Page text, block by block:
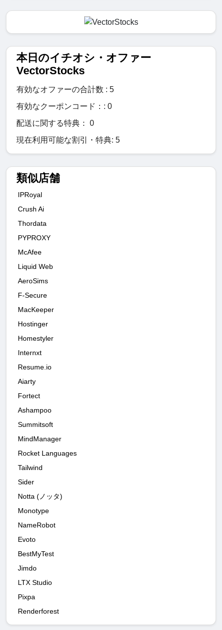
本日のイチオシ・オファー
VectorStocks
有効なオファーの合計数 : 5
有効なクーポンコード：: 0
配送に関する特典： 0
現在利用可能な割引・特典: 5
類似店舗
IPRoyal
Crush Ai
Thordata
PYPROXY
McAfee
Liquid Web
AeroSims
F‑Secure
MacKeeper
Hostinger
Homestyler
Internxt
Resume.io
Aiarty
Fortect
Ashampoo
Summitsoft
MindManager
Rocket Languages
Tailwind
Sider
Notta (ノッタ)
Monotype
NameRobot
Evoto
BestMyTest
Jimdo
LTX Studio
Pixpa
Renderforest